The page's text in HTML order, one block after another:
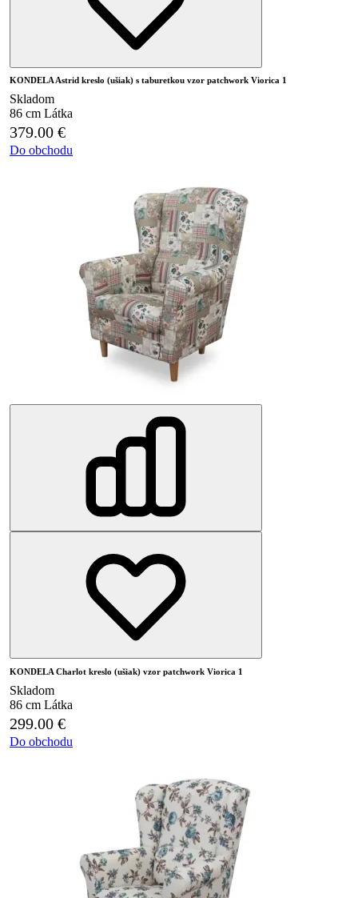
KONDELA Astrid kreslo (ušiak) s taburetkou vzor patchwork Viorica 1
Skladom
86 cm Látka
379.00 €
Do obchodu
KONDELA Charlot kreslo (ušiak) vzor patchwork Viorica 1
Skladom
86 cm Látka
299.00 €
Do obchodu